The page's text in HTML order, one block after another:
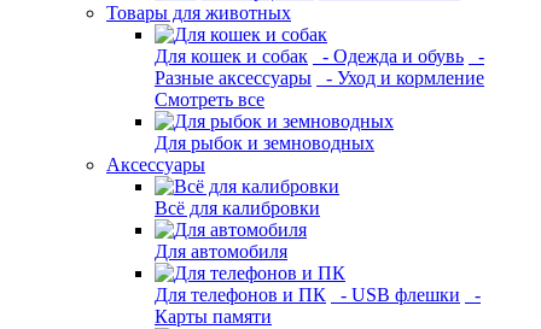
Товары для животных
Для кошек и собак - Одежда и обувь
-
Разные аксессуары
- Уход и кормление
Смотреть все
Для рыбок и земноводных
Аксессуары
Всё для калибровки
Для автомобиля
Для телефонов и ПК - USB флешки
-
Карты памяти